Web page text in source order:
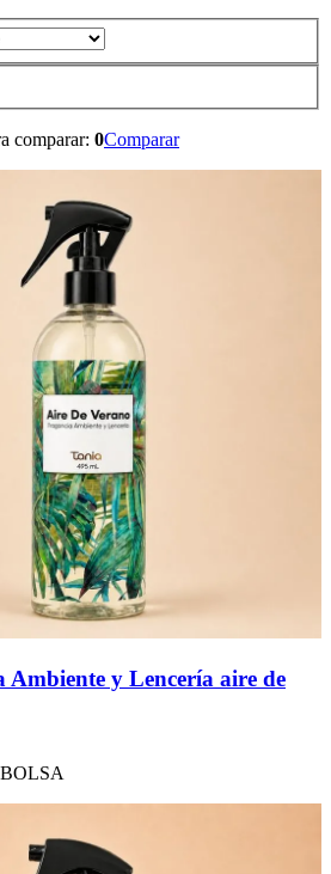
comparar: 0Comparar
Ambiente y Lencería aire de